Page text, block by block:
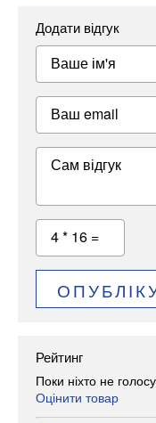
Додати відгук
Ваше ім'я
Ваш email
Сам відгук
4 * 16 =
Рейтинг
Поки ніхто не
Оцінити товар